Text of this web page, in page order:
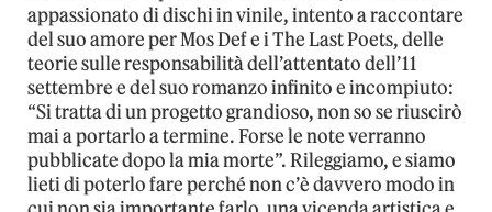
appassionato di dischi in vinile, intento a raccontare
del suo amore per Mos Def e i The Last Poets, delle
teorie sulle responsabilità dell’attentato dell’11
settembre e del suo romanzo infinito e incompiuto:
“Si tratta di un progetto grandioso, non so se riuscirò
mai a portarlo a termine. Forse le note verranno
pubblicate dopo la mia morte”. Rileggiamo, e siamo
lieti di poterlo fare perché non c’è davvero modo in